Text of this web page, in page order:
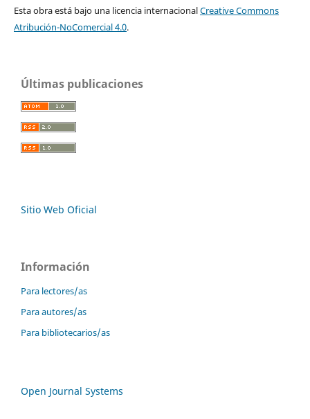
Esta obra está bajo una licencia internacionalCreative Commons
Atribución-NoComercial 4.0.
Últimas publicaciones
Sitio Web Oficial
Información
Para lectores/as
Para autores/as
Para bibliotecarios/as
Open Journal Systems